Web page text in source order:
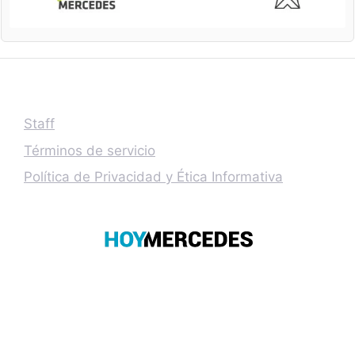
Staff
Términos de servicio
Política de Privacidad y Ética Informativa